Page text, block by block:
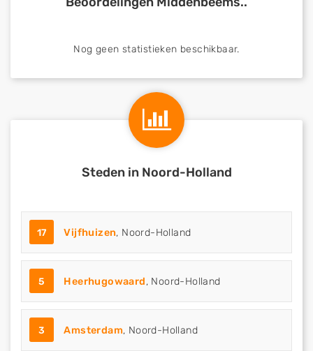
Nog geen statistieken beschikbaar.
Steden in Noord-Holland
17 Vijfhuizen, Noord-Holland
5 Heerhugowaard, Noord-Holland
3 Amsterdam, Noord-Holland